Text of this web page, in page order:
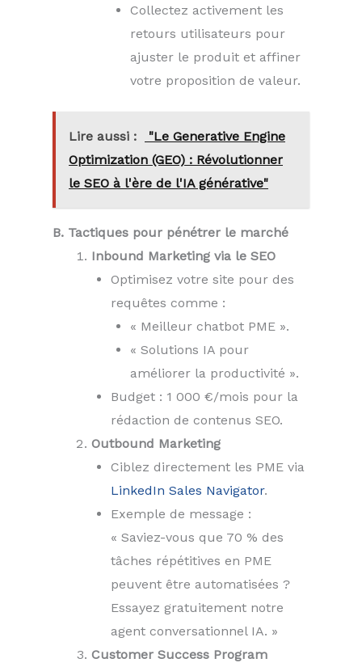
Collectez activement les
retours utilisateurs pour
ajuster le produit et affiner
votre proposition de valeur.
Lire aussi :
"Le Generative Engine
Optimization (GEO) : Révolutionner
le SEO à l'ère de l'IA générative"
B. Tactiques pour pénétrer le marché
Inbound Marketing via le SEO
Optimisez votre site pour des
requêtes comme :
« Meilleur chatbot PME ».
« Solutions IA pour
améliorer la productivité ».
Budget : 1 000 €/mois pour la
rédaction de contenus SEO.
Outbound Marketing
Ciblez directement les PME via
LinkedIn Sales Navigator.
Exemple de message :
« Saviez-vous que 70 % des
tâches répétitives en PME
peuvent être automatisées ?
Essayez gratuitement notre
agent conversationnel IA. »
Customer Success Program